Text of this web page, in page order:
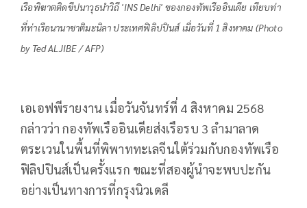
เรือพิฆาตติดขีปนาวุธนำวิถี 'INS Delhi' ของกองทัพเรืออินเดีย เทียบท่า
ที่ท่าเรือนานาชาติมะนิลา ประเทศฟิลิปปินส์ เมื่อวันที่ 1 สิงหาคม (Photo
by Ted ALJIBE / AFP)
เอเอฟพีรายงาน เมื่อวันจันทร์ที่ 4 สิงหาคม 2568
กล่าวว่า กองทัพเรืออินเดียส่งเรือรบ 3 ลำมาลาด
ตระเวนในพื้นที่พิพาททะเลจีนใต้ร่วมกับกองทัพเรือ
ฟิลิปปินส์เป็นครั้งแรก ขณะที่สองผู้นำจะพบปะกัน
อย่างเป็นทางการที่กรุงนิวเดลี